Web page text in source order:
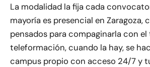
La modalidad la fija cada
mayoría es presencial en Zaragoza,
pensados para compaginarla con el
teleformación, cuando la hay, se
campus propio con acceso 24/7 y